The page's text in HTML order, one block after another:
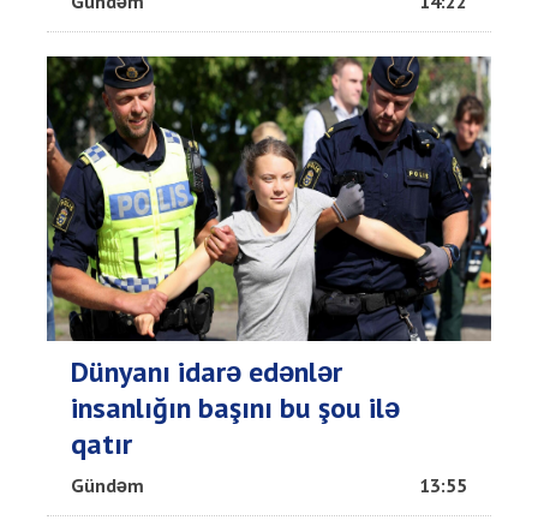
Dünyanı idarə edənlər
insanlığın başını bu şou ilə
qatır
Gündəm 13:55